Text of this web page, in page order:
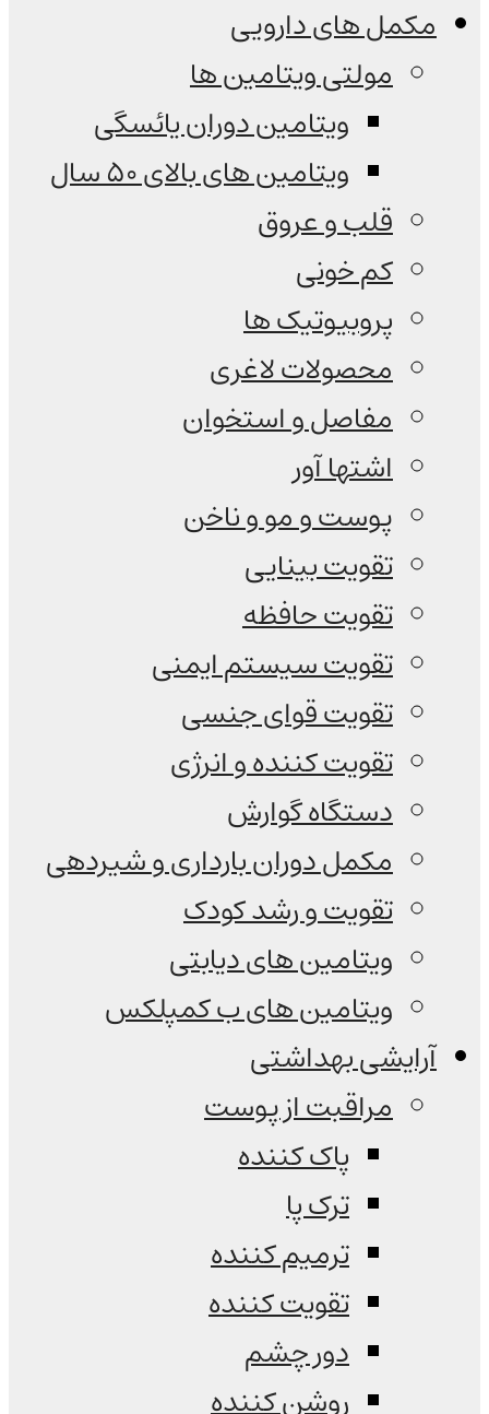
مکمل های دارویی
مولتی ویتامین ها
ویتامین دوران یائسگی
ویتامین های بالای 50 سال
قلب و عروق
کم خونی
پروبیوتیک ها
محصولات لاغری
مفاصل و استخوان
اشتها آور
پوست و مو و ناخن
تقویت بینایی
تقویت حافظه
تقویت سیستم ایمنی
تقویت قوای جنسی
تقویت کننده و انرژی
دستگاه گوارش
مکمل دوران بارداری و شیردهی
تقویت و رشد کودک
ویتامین های دیابتی
ویتامین های ب کمپلکس
آرایشی بهداشتی
مراقبت از پوست
پاک کننده
ترک پا
ترمیم کننده
تقویت کننده
دور چشم
روشن کننده